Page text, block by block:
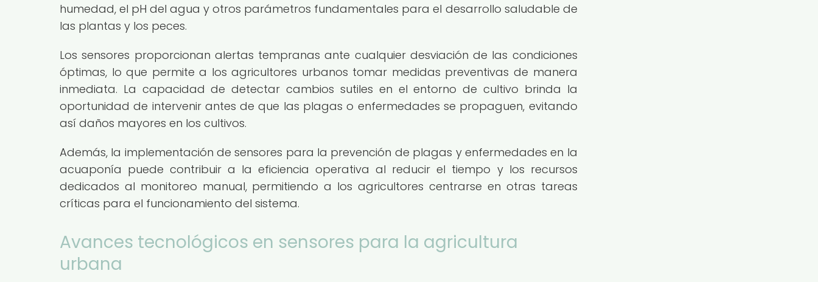
humedad, el pH del agua y otros parámetros fundamentales para el desarrollo saludable de
las plantas y los peces.
Los sensores proporcionan alertas tempranas ante cualquier desviación de las condiciones
óptimas, lo que permite a los agricultores urbanos tomar medidas preventivas de manera
inmediata. La capacidad de detectar cambios sutiles en el entorno de cultivo brinda la
oportunidad de intervenir antes de que las plagas o enfermedades se propaguen, evitando
así daños mayores en los cultivos.
Además, la implementación de sensores para la prevención de plagas y enfermedades en la
acuaponía puede contribuir a la eficiencia operativa al reducir el tiempo y los recursos
dedicados al monitoreo manual, permitiendo a los agricultores centrarse en otras tareas
críticas para el funcionamiento del sistema.
Avances tecnológicos en sensores para la agricultura
urbana